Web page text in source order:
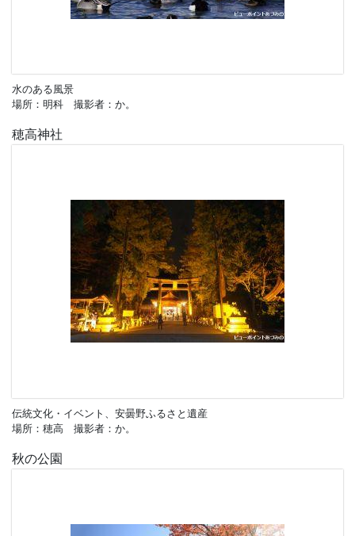
水のある風景
場所：明科 撮影者：か。
穂高神社
伝統文化・イベント、安曇野ふるさと遺産
場所：穂高 撮影者：か。
秋の公園